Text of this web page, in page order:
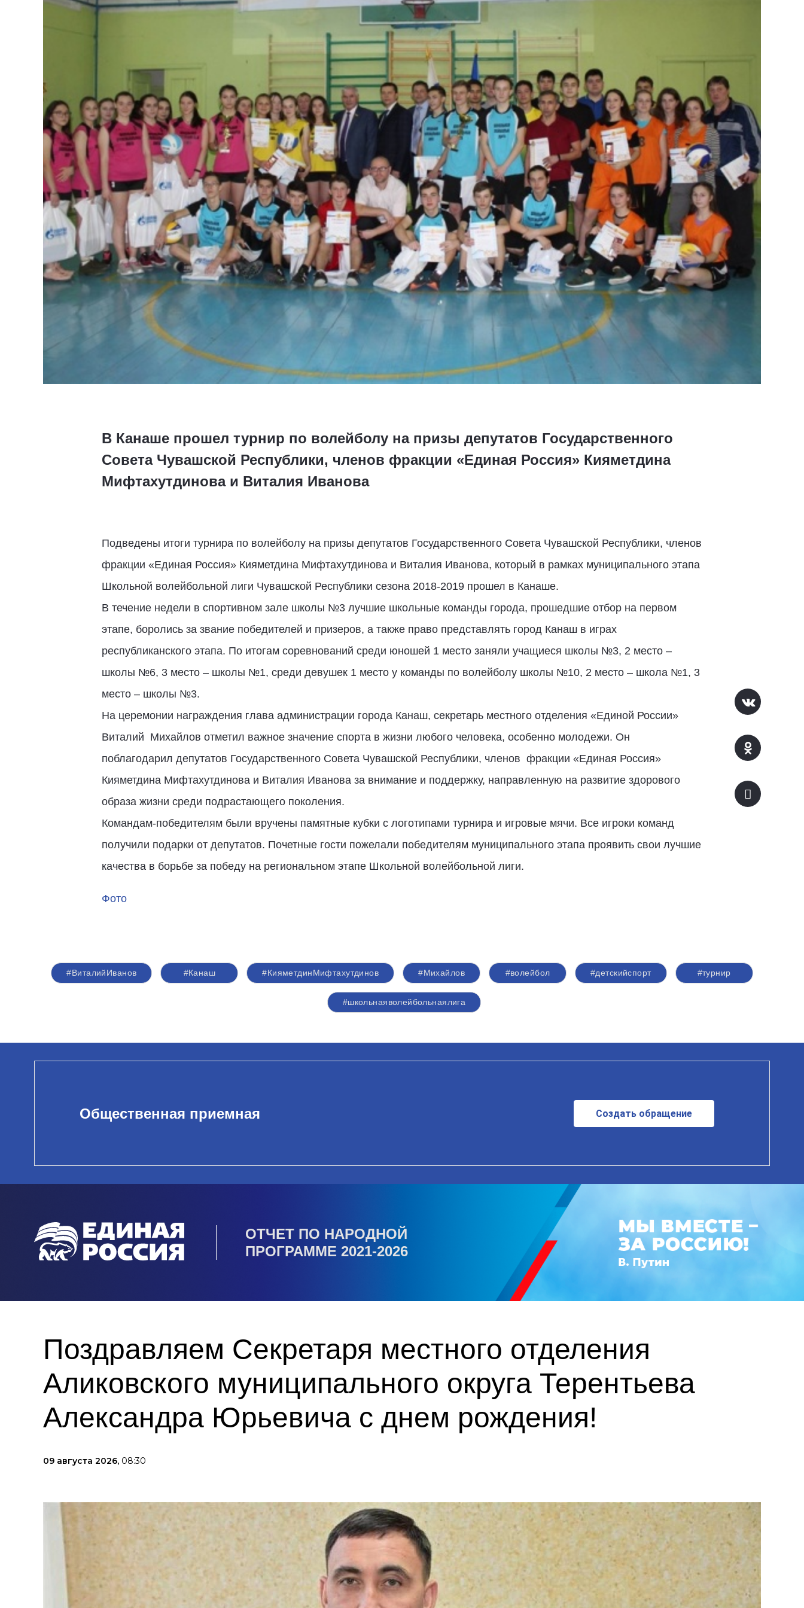
В Канаше прошел турнир по волейболу на призы депутатов Государственного
Совета Чувашской Республики, членов фракции «Единая Россия» Кияметдина
Мифтахутдинова и Виталия Иванова
Подведены итоги турнира по волейболу на призы депутатов Государственного Совета Чувашской Республики, членов
фракции «Единая Россия» Кияметдина Мифтахутдинова и Виталия Иванова, который в рамках муниципального этапа
Школьной волейбольной лиги Чувашской Республики сезона 2018-2019 прошел в Канаше.
В течение недели в спортивном зале школы №3 лучшие школьные команды города, прошедшие отбор на первом
этапе, боролись за звание победителей и призеров, а также право представлять город Канаш в играх
республиканского этапа. По итогам соревнований среди юношей 1 место заняли учащиеся школы №3, 2 место –
школы №6, 3 место – школы №1, среди девушек 1 место у команды по волейболу школы №10, 2 место – школа №1, 3
место – школы №3.
На церемонии награждения глава администрации города Канаш, секретарь местного отделения «Единой России»
Виталий Михайлов отметил важное значение спорта в жизни любого человека, особенно молодежи. Он
поблагодарил депутатов Государственного Совета Чувашской Республики, членов фракции «Единая Россия»
Кияметдина Мифтахутдинова и Виталия Иванова за внимание и поддержку, направленную на развитие здорового
образа жизни среди подрастающего поколения.
Командам-победителям были вручены памятные кубки с логотипами турнира и игровые мячи. Все игроки команд
получили подарки от депутатов. Почетные гости пожелали победителям муниципального этапа проявить свои лучшие
качества в борьбе за победу на региональном этапе Школьной волейбольной лиги.
Фото
#ВиталийИванов #Канаш #КияметдинМифтахутдинов #Михайлов #волейбол #детскийспорт #турнир
#школьнаяволейбольнаялига
Общественная приемная Создать обращение
ОТЧЕТ ПО НАРОДНОЙ
ПРОГРАММЕ 2021-2026
Поздравляем Секретаря местного отделения
Аликовского муниципального округа Терентьева
Александра Юрьевича с днем рождения!
09 августа 2026, 08:30